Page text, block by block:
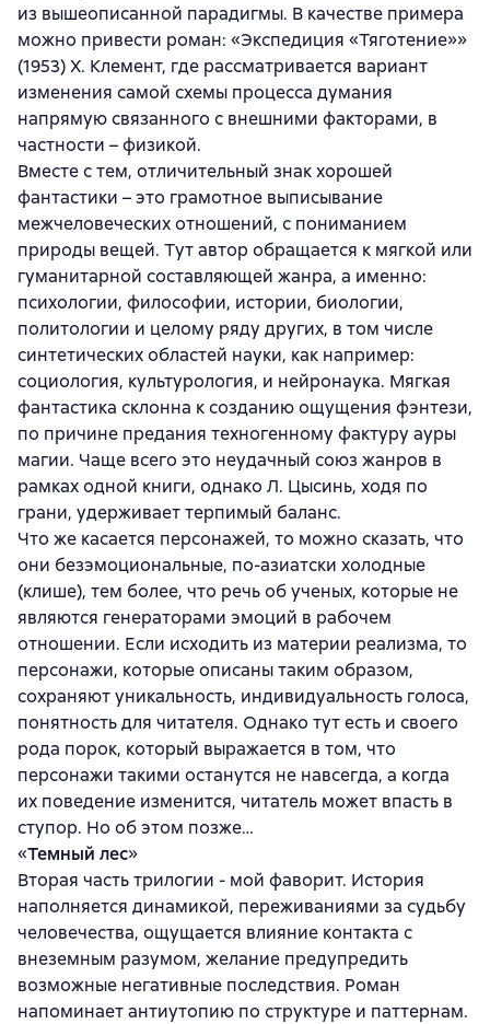
из вышеописанной парадигмы. В качестве примера
можно привести роман: «Экспедиция «Тяготение»»
(1953) Х. Клемент, где рассматривается вариант
изменения самой схемы процесса думания
напрямую связанного с внешними факторами, в
частности – физикой.
Вместе с тем, отличительный знак хорошей
фантастики – это грамотное выписывание
межчеловеческих отношений, с пониманием
природы вещей. Тут автор обращается к мягкой или
гуманитарной составляющей жанра, а именно:
психологии, философии, истории, биологии,
политологии и целому ряду других, в том числе
синтетических областей науки, как например:
социология, культурология, и нейронаука. Мягкая
фантастика склонна к созданию ощущения фэнтези,
по причине предания техногенному фактуру ауры
магии. Чаще всего это неудачный союз жанров в
рамках одной книги, однако Л. Цысинь, ходя по
грани, удерживает терпимый баланс.
Что же касается персонажей, то можно сказать, что
они безэмоциональные, по-азиатски холодные
(клише), тем более, что речь об ученых, которые не
являются генераторами эмоций в рабочем
отношении. Если исходить из материи реализма, то
персонажи, которые описаны таким образом,
сохраняют уникальность, индивидуальность голоса,
понятность для читателя. Однако тут есть и своего
рода порок, который выражается в том, что
персонажи такими останутся не навсегда, а когда
их поведение изменится, читатель может впасть в
ступор. Но об этом позже…
«Темный лес»
Вторая часть трилогии - мой фаворит. История
наполняется динамикой, переживаниями за судьбу
человечества, ощущается влияние контакта с
внеземным разумом, желание предупредить
возможные негативные последствия. Роман
напоминает антиутопию по структуре и паттернам.